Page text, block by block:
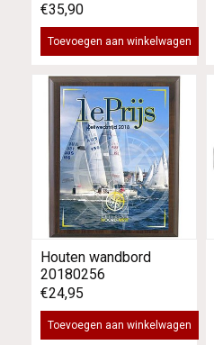
€35,90
Toevoegen aan winkelwagen
Houten wandbord
20180256
€24,95
Toevoegen aan winkelwagen